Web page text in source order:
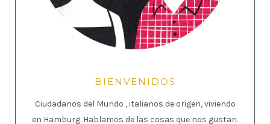
BIENVENIDOS
Ciudadanos del Mundo , italianos de origen, viviendo
en Hamburg. Hablamos de las cosas que nos gustan.